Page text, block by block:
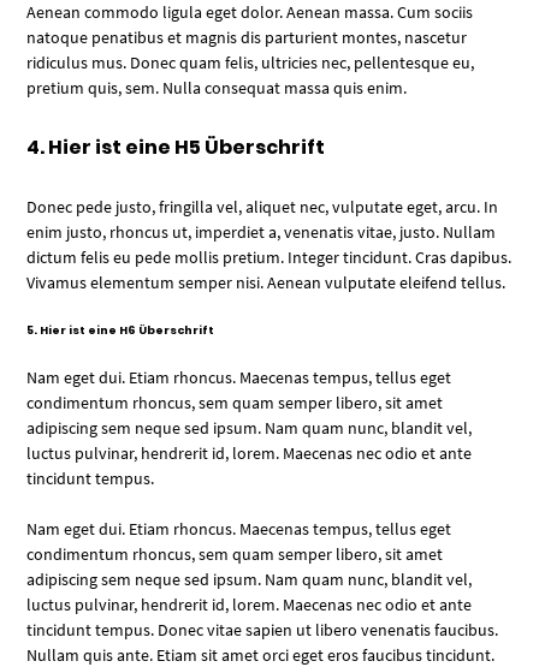
Aenean commodo ligula eget dolor. Aenean massa. Cum sociis
natoque penatibus et magnis dis parturient montes, nascetur
ridiculus mus. Donec quam felis, ultricies nec, pellentesque eu,
pretium quis, sem. Nulla consequat massa quis enim.
4. Hier ist eine H5 Überschrift
Donec pede justo, fringilla vel, aliquet nec, vulputate eget, arcu. In
enim justo, rhoncus ut, imperdiet a, venenatis vitae, justo. Nullam
dictum felis eu pede mollis pretium. Integer tincidunt. Cras dapibus.
Vivamus elementum semper nisi. Aenean vulputate eleifend tellus.
5. Hier ist eine H6 Überschrift
Nam eget dui. Etiam rhoncus. Maecenas tempus, tellus eget
condimentum rhoncus, sem quam semper libero, sit amet
adipiscing sem neque sed ipsum. Nam quam nunc, blandit vel,
luctus pulvinar, hendrerit id, lorem. Maecenas nec odio et ante
tincidunt tempus.
Nam eget dui. Etiam rhoncus. Maecenas tempus, tellus eget
condimentum rhoncus, sem quam semper libero, sit amet
adipiscing sem neque sed ipsum. Nam quam nunc, blandit vel,
luctus pulvinar, hendrerit id, lorem. Maecenas nec odio et ante
tincidunt tempus. Donec vitae sapien ut libero venenatis faucibus.
Nullam quis ante. Etiam sit amet orci eget eros faucibus tincidunt.